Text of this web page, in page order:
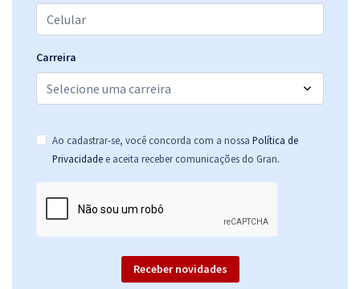
Carreira
Ao cadastrar-se, você concorda com a nossa Política de
Privacidade e aceita receber comunicações do Gran.
Receber novidades